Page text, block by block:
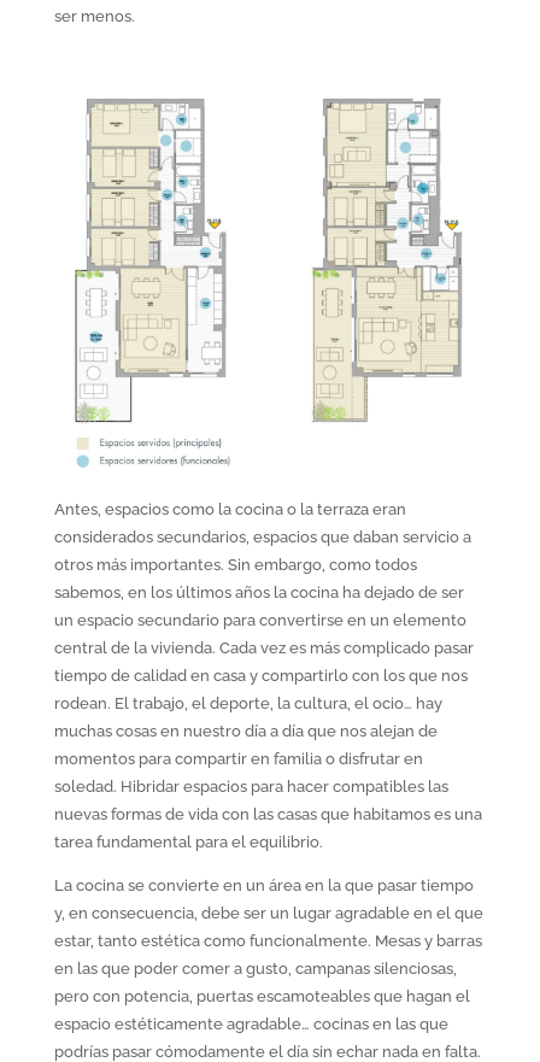
ser menos.
Antes, espacios como la cocina o la terraza eran
considerados secundarios, espacios que daban servicio a
otros más importantes. Sin embargo, como todos
sabemos, en los últimos años la cocina ha dejado de ser
un espacio secundario para convertirse en un elemento
central de la vivienda. Cada vez es más complicado pasar
tiempo de calidad en casa y compartirlo con los que nos
rodean. El trabajo, el deporte, la cultura, el ocio… hay
muchas cosas en nuestro día a día que nos alejan de
momentos para compartir en familia o disfrutar en
soledad. Hibridar espacios para hacer compatibles las
nuevas formas de vida con las casas que habitamos es una
tarea fundamental para el equilibrio.
La cocina se convierte en un área en la que pasar tiempo
y, en consecuencia, debe ser un lugar agradable en el que
estar, tanto estética como funcionalmente. Mesas y barras
en las que poder comer a gusto, campanas silenciosas,
pero con potencia, puertas escamoteables que hagan el
espacio estéticamente agradable… cocinas en las que
podrías pasar cómodamente el día sin echar nada en falta.